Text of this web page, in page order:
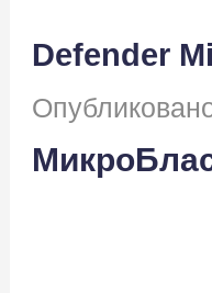
Defender